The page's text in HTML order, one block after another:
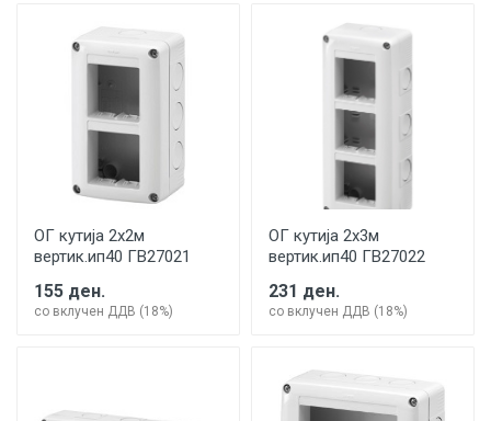
ОГ кутија 2х2м
вертик.ип40 ГВ27021
155 ден.
со вклучен ДДВ (18%)
ОГ кутија 2х3м
вертик.ип40 ГВ27022
231 ден.
со вклучен ДДВ (18%)